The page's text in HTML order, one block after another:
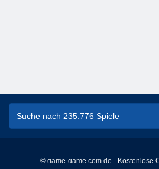
© game-game.com.de - Kostenlose